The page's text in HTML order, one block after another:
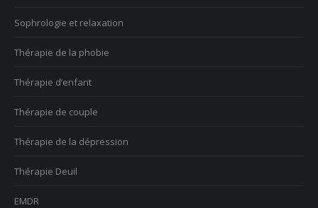
Sophrologie et relaxation
Thérapie de la phobie
Thérapie d’enfant
Thérapie de couple
Thérapie de la dépression
Thérapie Deuil
EMDR